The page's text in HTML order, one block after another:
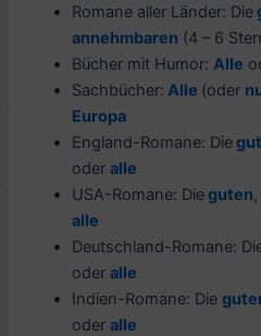
Romane aller Länder: Die
annehmbaren (4 – 6
Bücher mit Humor:Alle
Sachbücher: Alle (oder
Europa
England-Romane: Die
oderalle
USA-Romane: Dieguten
alle
Deutschland-Romane:
oderalle
Indien-Romane: Die
oderalle